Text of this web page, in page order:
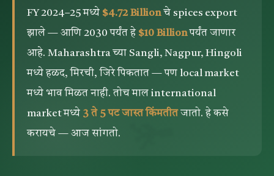
FY 2024–25 मध्ये $4.72 Billionचे spices export
झाले — आणि 2030 पर्यंत हे $10 Billionपर्यंत जाणार
आहे. Maharashtra च्या Sangli, Nagpur, Hingoli
मध्ये हळद, मिरची, जिरे पिकतात — पण local market
मध्ये भाव मिळत नाही. तोच माल international
market मध्ये 3 ते 5 पट जास्त किंमतीतजातो. हे कसे
करायचे — आज सांगतो.